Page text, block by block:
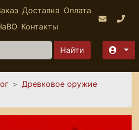
содержанию
Доставка Оплата
Контакты
Древковое оружие